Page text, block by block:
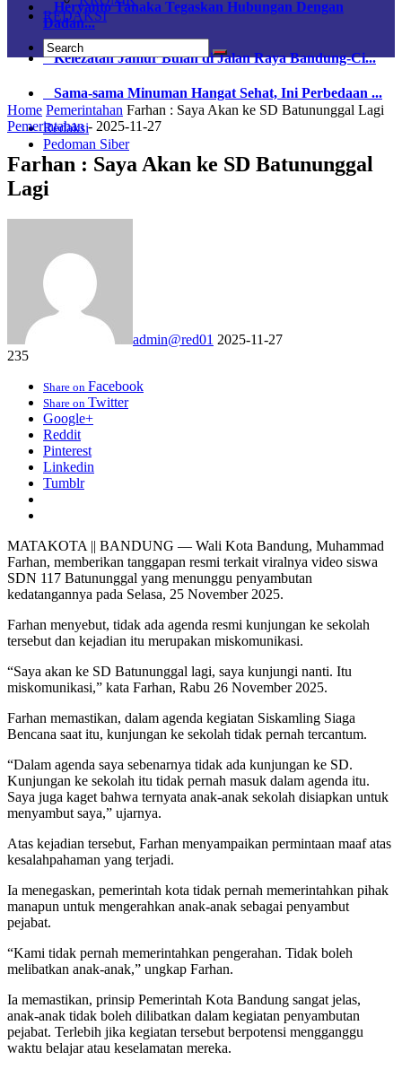
Heryanto Tanaka Tegaskan Hubungan Dengan
Dadan...
Kelezatan Jamur Bulan di Jalan Raya Bandung-Ci...
Sama-sama Minuman Hangat Sehat, Ini Perbedaan ...
Redaksi
Pedoman Siber
REDAKSI
Home Pemerintahan Farhan : Saya Akan ke SD Batununggal Lagi
Pemerintahan- 2025-11-27
Farhan : Saya Akan ke SD Batununggal
Lagi
admin@red01 2025-11-27
235
Share on Facebook
Share on Twitter
Google+
Reddit
Pinterest
Linkedin
Tumblr
MATAKOTA || BANDUNG — Wali Kota Bandung, Muhammad
Farhan, memberikan tanggapan resmi terkait viralnya video siswa
SDN 117 Batununggal yang menunggu penyambutan
kedatangannya pada Selasa, 25 November 2025.
Farhan menyebut, tidak ada agenda resmi kunjungan ke sekolah
tersebut dan kejadian itu merupakan miskomunikasi.
“Saya akan ke SD Batununggal lagi, saya kunjungi nanti. Itu
miskomunikasi,” kata Farhan, Rabu 26 November 2025.
Farhan memastikan, dalam agenda kegiatan Siskamling Siaga
Bencana saat itu, kunjungan ke sekolah tidak pernah tercantum.
“Dalam agenda saya sebenarnya tidak ada kunjungan ke SD.
Kunjungan ke sekolah itu tidak pernah masuk dalam agenda itu.
Saya juga kaget bahwa ternyata anak-anak sekolah disiapkan untuk
menyambut saya,” ujarnya.
Atas kejadian tersebut, Farhan menyampaikan permintaan maaf atas
kesalahpahaman yang terjadi.
Ia menegaskan, pemerintah kota tidak pernah memerintahkan pihak
manapun untuk mengerahkan anak-anak sebagai penyambut
pejabat.
“Kami tidak pernah memerintahkan pengerahan. Tidak boleh
melibatkan anak-anak,” ungkap Farhan.
Ia memastikan, prinsip Pemerintah Kota Bandung sangat jelas,
anak-anak tidak boleh dilibatkan dalam kegiatan penyambutan
pejabat. Terlebih jika kegiatan tersebut berpotensi mengganggu
waktu belajar atau keselamatan mereka.